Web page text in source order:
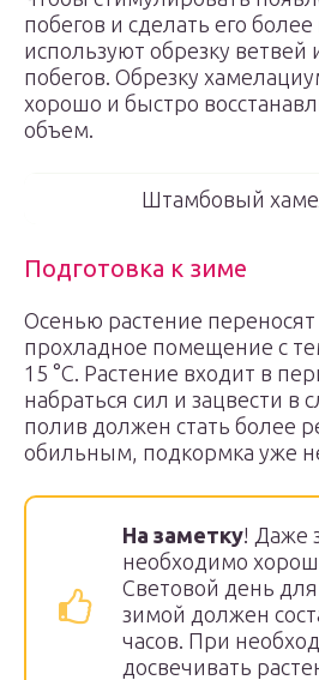
побегов и сделать его
используют обрезку
побегов. Обрезку
хорошо и быстро
объем.
Штамбовый
Подготовка к зиме
Осенью растение переносят
прохладное помещение с
15 °C. Растение входит в
набраться сил и зацвести в
полив должен стать более
обильным, подкормка уже
На заметку! Даже
необходимо
Световой день
зимой должен
часов. При
досвечивать